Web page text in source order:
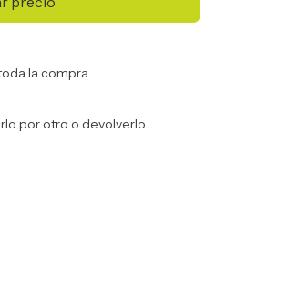
la compra.
por otro o devolverlo.